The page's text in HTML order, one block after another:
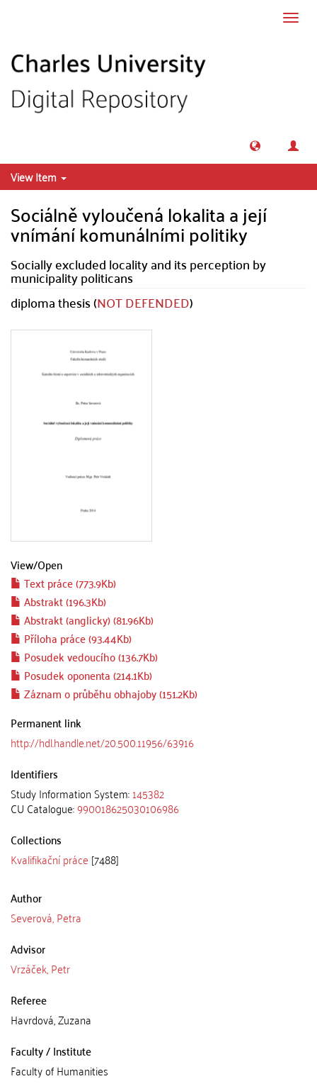
View Item
Sociálně vyloučená lokalita a její
vnímání komunálními politiky
Socially excluded locality and its perception by
municipality politicans
diploma thesis (NOT DEFENDED)
View/Open
Text práce (773.9Kb)
Abstrakt (196.3Kb)
Abstrakt (anglicky) (81.96Kb)
Příloha práce (93.44Kb)
Posudek vedoucího (136.7Kb)
Posudek oponenta (214.1Kb)
Záznam o průběhu obhajoby (151.2Kb)
Permanent link
http://hdl.handle.net/20.500.11956/63916
Identifiers
Study Information System:145382
CU Catalogue:990018625030106986
Collections
Kvalifikační práce [7488]
Author
Severová, Petra
Advisor
Vrzáček, Petr
Referee
Havrdová, Zuzana
Faculty / Institute
Faculty of Humanities